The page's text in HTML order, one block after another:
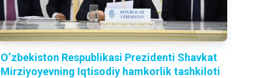
O‘zbekiston Respublikasi Prezidenti Shavkat
Mirziyoyevning Iqtisodiy hamkorlik tashkiloti